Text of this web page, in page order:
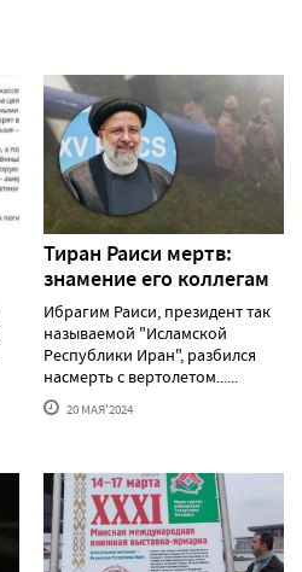
Тиран Раиси мертв:
знамение его коллегам
Ибрагим Раиси, президент так
называемой "Исламской
Республики Иран", разбился
насмерть с вертолетом......
20 МАЯ'2024